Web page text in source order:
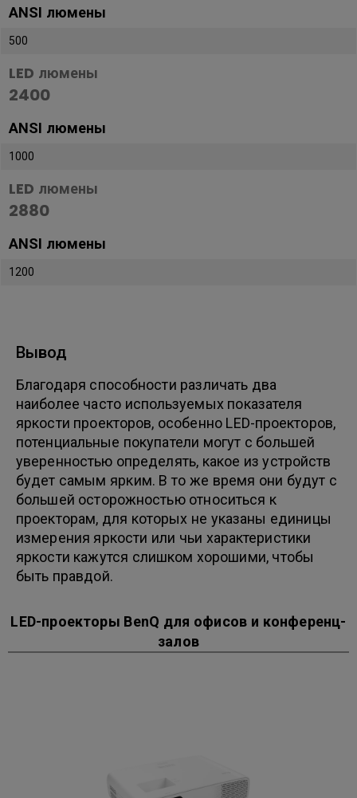
ANSI люмены
500
LED люмены
2400
ANSI люмены
1000
LED люмены
2880
ANSI люмены
1200
Вывод
Благодаря способности различать два
наиболее часто используемых показателя
яркости проекторов, особенно LED-проекторов,
потенциальные покупатели могут с большей
уверенностью определять, какое из устройств
будет самым ярким. В то же время они будут с
большей осторожностью относиться к
проекторам, для которых не указаны единицы
измерения яркости или чьи характеристики
яркости кажутся слишком хорошими, чтобы
быть правдой.
LED-проекторы BenQ для офисов и конференц-
залов